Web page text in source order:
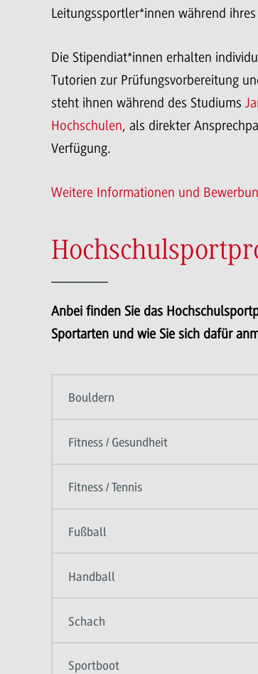
Leitungssportler*innen während
Die Stipendiat*innen erhalten
Tutorien zur Prüfungsvorbereitung
steht ihnen während des Studiums
Hochschulen, als direkter
Verfügung.
Weitere Informationen und
Anbei finden Sie das
Sportarten und wie Sie sich dafür
Bouldern
Fitness / Gesundheit
Fitness / Tennis
Fußball
Handball
Schach
Sportboot